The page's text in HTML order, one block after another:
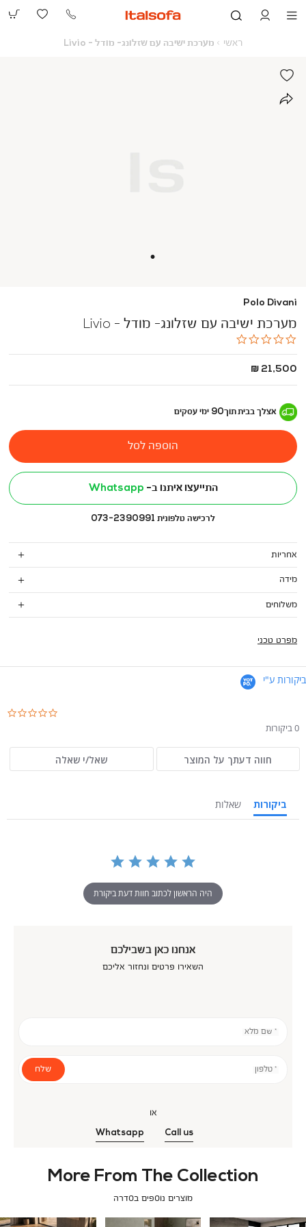
073-
ראשי ראשי
מערכת ישיבה עם שזלונג- מודל - Livio
Polo Divani
מערכת ישיבה עם שזלונג- מודל - Livio
החל
21,500 ₪
אצלך בביתתוך90 ימי עסקים
הוספה לסל
התייעצו איתנו ב- Whatsapp
לרכישה טלפונית 073-2390991
אחריות
מידה
משלוחים
מפרט טכני
ביקורות ע"י
0 ביקורות
חווה דעתך על המוצר שאל/י שאלה
ביקורות שאלות
היה הראשון לכתוב חוות דעת ביקורת
אנחנו כאן בשבילכם
השאירו פרטים ונחזור אליכם
* שם מלא
* טלפון שלח
או
Call us
Whatsapp
More From The Collection
מוצרים נוספים בסדרה